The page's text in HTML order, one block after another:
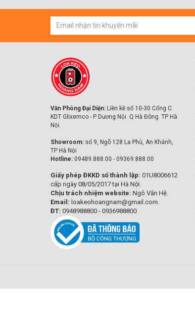
Văn Phòng Đại Diện: Liền kề số 10-30 Cổng C.
KDT Glixemco - P Dương Nội. Q Hà Đông. TP Hà
Nội.
Showroom: số 9, Ngõ 128 La Phù, An Khánh,
TP Hà Nội
Hotline: 09489.888.00 - 09369.888.00
Giấy phép ĐKKD số thành lập: 01U8006612
cấp ngày 08/05/2017 tại Hà Nội.
Chịu trách nhiệm website: Ngô Văn Hệ.
Email: loakeohoangnam@gmail.com.
ĐT: 0948988800 - 0936988800